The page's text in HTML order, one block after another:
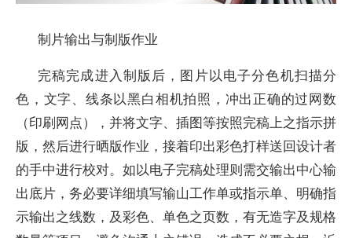
制片输出与制版作业
完稿完成进入制版后，图片以电子分色机扫描分
色，文字、线条以黑白相机拍照，冲出正确的过网数
（印刷网点），并将文字、插图等按照完稿上之指示拼
版，然后进行晒版作业，接着印出彩色打样送回设计者
的手中进行校对。如以电子完稿处理则需交输出中心输
出底片，务必要详细填写输山工作单或指示单、明确指
示输出之线数，及彩色、单色之页数，有无造字及规格